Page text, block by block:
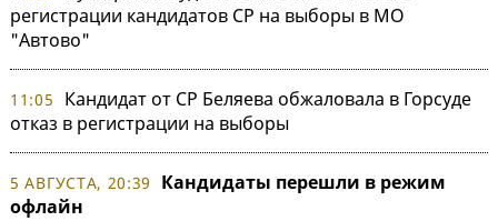
регистрации кандидатов СР на выборы в МО
"Автово"
11:05
Кандидат от СР Беляева обжаловала в Горсуде
отказ в регистрации на выборы
5 АВГУСТА, 20:39
Кандидаты перешли в режим
офлайн